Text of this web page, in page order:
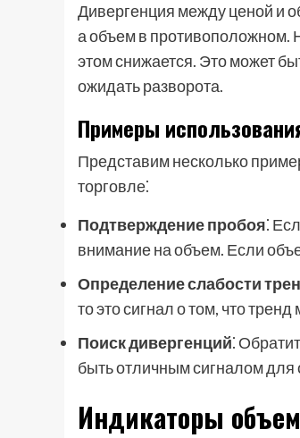
Дивергенция между ценой и
а объем в противоположном.
этом снижается. Это может
ожидать разворота.
Примеры
Представим несколько
торговле⁚
Подтверждение пробоя⁚
внимание на объем. Если
Определение слабости
то это сигнал о том, что
Поиск дивергенций⁚
быть отличным сигналом для
Индикаторы